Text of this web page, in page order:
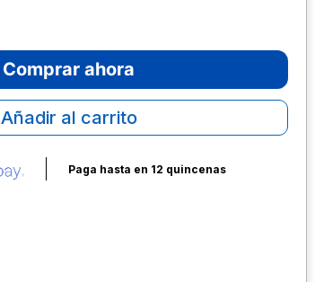
Comprar ahora
Añadir al carrito
Paga hasta en 12 quincenas